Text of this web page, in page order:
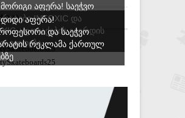
ᲐᲤᲔᲠᲐ! ᲡᲐᲔᲭᲕᲝ
INTOXIC ᲓᲐ
ᲐᲤᲗᲘᲐᲥᲔᲑᲘᲡ ᲒᲕᲔᲠᲓᲘᲡ
ᲘᲧᲘᲓᲔᲑᲐ
ᲓᲘᲓᲘ ᲐᲤᲔᲠᲐ!
ᲓᲐ ᲡᲐᲔᲭᲕᲝ
ᲠᲔᲙᲚᲐᲛᲐ ᲥᲐᲠᲗᲣᲚ